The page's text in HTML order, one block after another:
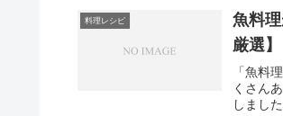
料理レシピ
魚料
厳選】
「魚料
くさん
しまし